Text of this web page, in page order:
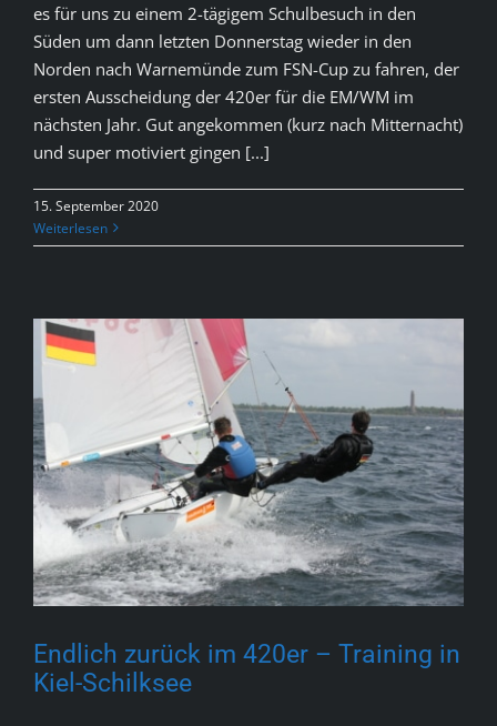
es für uns zu einem 2-tägigem Schulbesuch in den
Süden um dann letzten Donnerstag wieder in den
Norden nach Warnemünde zum FSN-Cup zu fahren, der
ersten Ausscheidung der 420er für die EM/WM im
nächsten Jahr. Gut angekommen (kurz nach Mitternacht)
und super motiviert gingen [...]
15. September 2020
Weiterlesen
Endlich zurück im 420er – Training in
Kiel-Schilksee